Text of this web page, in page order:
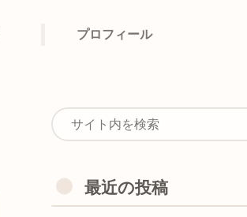
プロフィール
最近の投稿